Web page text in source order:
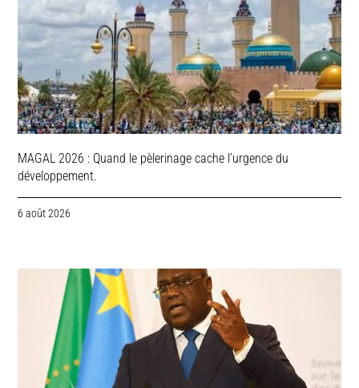
MAGAL 2026 : Quand le pèlerinage cache l’urgence du
développement.
6 août 2026